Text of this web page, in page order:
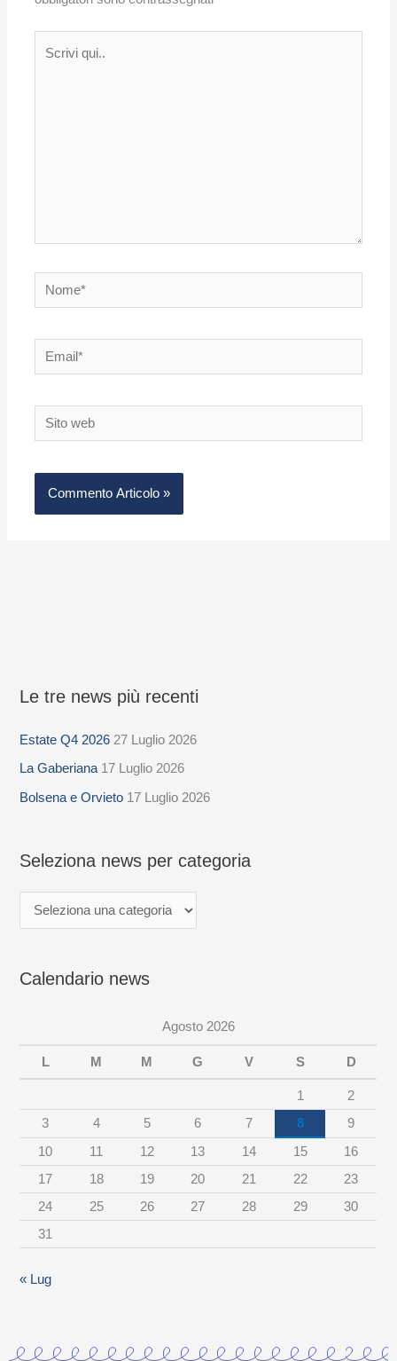
Nome*
Email*
Sito
web
Le tre news più recenti
Estate Q4 2026 27 Luglio 2026
La Gaberiana 17 Luglio 2026
Bolsena e Orvieto 17 Luglio 2026
Seleziona news per categoria
S
l
e
z
n
w
r
c
i
Calendario news
Agosto 2026
L M M G V S D
1
2
3
4 5 6 7 8
9
10
11 12 13 14 15
16
17
18 19 20 21 22
23
24
25 26 27 28 29
30
31
« Lug